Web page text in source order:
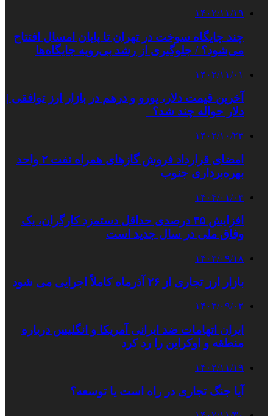
۱۴۰۲/۱۱/۱۹
چند جایگاه سوخت در تهران تا پایان امسال افتتاح
می‌شود؟ / جلوگیری از رشد بی‌رویه جایگاه‌ها
۱۴۰۲/۱۱/۰۱
آخرین قیمت دلار، یورو و درهم در بازار ارز توافقی |
دلار حواله چند شد؟
۱۴۰۲/۱۰/۲۳
امضای قرارداد فروش گازهای همراه نفت ۲ واحد
بهره‌برداری جنوب
۱۴۰۴/۰۱/۰۳
افزایش ۴۵ درصدی حداقل دستمزد کارگران، یک
وفاق ملی در سال جدید است
۱۴۰۳/۰۹/۱۸
بازار ارز تجاری از ۲۶ آذرماه کاملاً اجرایی می شود
۱۴۰۳/۰۹/۰۲
ایران اتهامات ضد ایرانی آمریکا و انگلیس درباره
منطقه و اوکراین را رد کرد
۱۴۰۲/۱۱/۱۹
آیا جنگ تجاری در راه است یا توسعه؟